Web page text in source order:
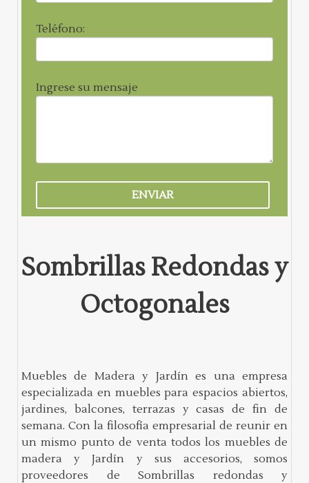
Teléfono:
Ingrese su mensaje
Sombrillas Redondas y
Octogonales
Muebles de Madera y Jardín es una empresa
especializada en muebles para espacios abiertos,
jardines, balcones, terrazas y casas de fin de
semana. Con la filosofía empresarial de reunir en
un mismo punto de venta todos los muebles de
madera y Jardín y sus accesorios, somos
proveedores de Sombrillas redondas y